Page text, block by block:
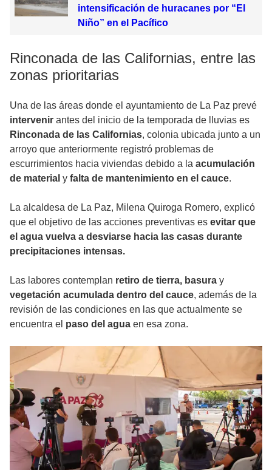
intensificación de huracanes por “El
Niño” en el Pacífico
Rinconada de las Californias, entre las
zonas prioritarias
Una de las áreas donde el ayuntamiento de La Paz prevé
intervenir antes del inicio de la temporada de lluvias es
Rinconada de las Californias, colonia ubicada junto a un
arroyo que anteriormente registró problemas de
escurrimientos hacia viviendas debido a la acumulación
de material y falta de mantenimiento en el cauce.
La alcaldesa de La Paz, Milena Quiroga Romero, explicó
que el objetivo de las acciones preventivas es evitar que
el agua vuelva a desviarse hacia las casas durante
precipitaciones intensas.
Las labores contemplan retiro de tierra, basura y
vegetación acumulada dentro del cauce, además de la
revisión de las condiciones en las que actualmente se
encuentra el paso del agua en esa zona.